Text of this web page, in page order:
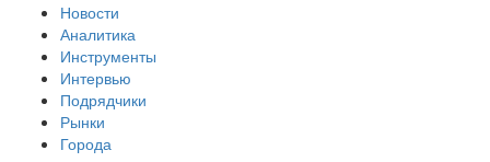
Новости
Аналитика
Инструменты
Интервью
Подрядчики
Рынки
Города